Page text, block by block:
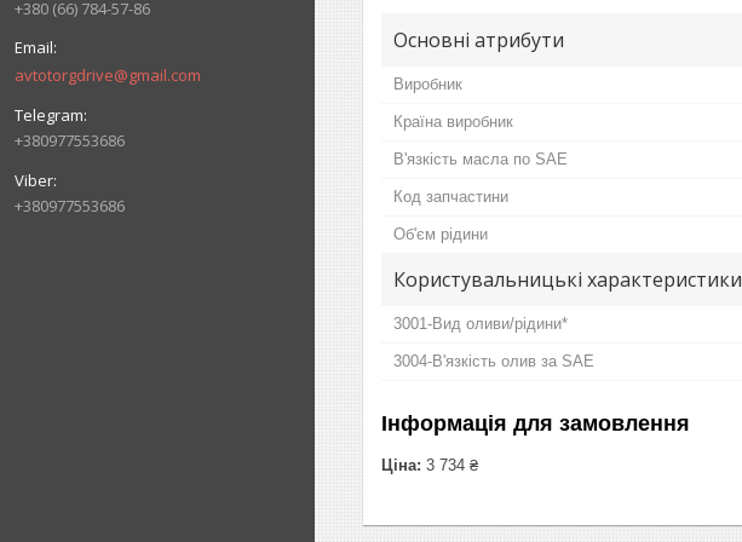
+380 (66) 784-57-86
avtotorgdrive@gmail.com
+380977553686
+380977553686
Основні атрибути
Виробник
Країна виробник
В'язкість масла по SAE
Код запчастини
Об'єм рідини
Користувальницькі характеристики
3001-Вид оливи/рідини*
3004-В'язкість олив за SAE
Інформація для замовлення
Ціна: 3 734 ₴